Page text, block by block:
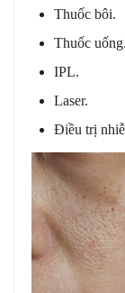
Thuốc bôi.
Thuốc uống.
IPL.
Laser.
Điều trị